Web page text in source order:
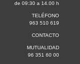
de 09:30 a 14.00 h
TELÉFONO
963 510 619
CONTACTO
MUTUALIDAD
96 351 60 00